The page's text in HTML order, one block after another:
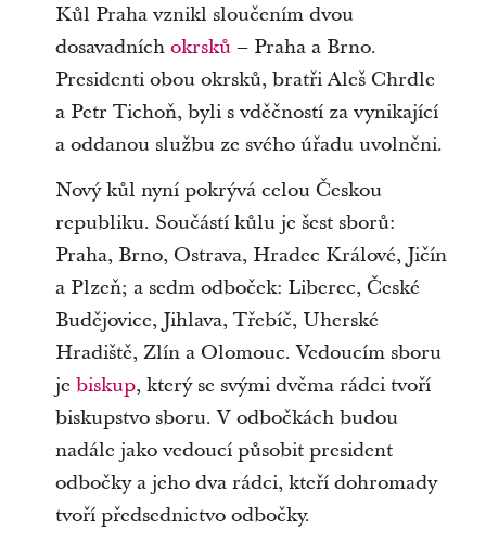
Kůl Praha vznikl sloučením dvou
dosavadních okrsků – Praha a Brno.
Presidenti obou okrsků, bratři Aleš Chrdle
a Petr Tichoň, byli s vděčností za vynikající
a oddanou službu ze svého úřadu uvolněni.
Nový kůl nyní pokrývá celou Českou
republiku. Součástí kůlu je šest sborů:
Praha, Brno, Ostrava, Hradec Králové, Jičín
a Plzeň; a sedm odboček: Liberec, České
Budějovice, Jihlava, Třebíč, Uherské
Hradiště, Zlín a Olomouc. Vedoucím sboru
je biskup, který se svými dvěma rádci tvoří
biskupstvo sboru. V odbočkách budou
nadále jako vedoucí působit president
odbočky a jeho dva rádci, kteří dohromady
tvoří předsednictvo odbočky.